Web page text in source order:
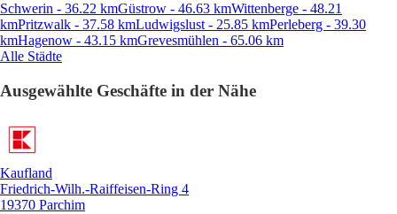
Schwerin - 36.22 kmGüstrow - 46.63 kmWittenberge - 48.21
kmPritzwalk - 37.58 kmLudwigslust - 25.85 kmPerleberg - 39.30
kmHagenow - 43.15 kmGrevesmühlen - 65.06 km
Alle Städte
Ausgewählte Geschäfte in der Nähe
Kaufland
Friedrich-Wilh.-Raiffeisen-Ring 4
19370 Parchim